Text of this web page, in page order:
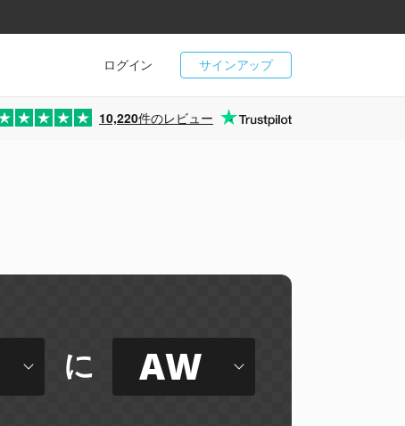
サインアップ
ログイン
10,220件のレビュー
に AW